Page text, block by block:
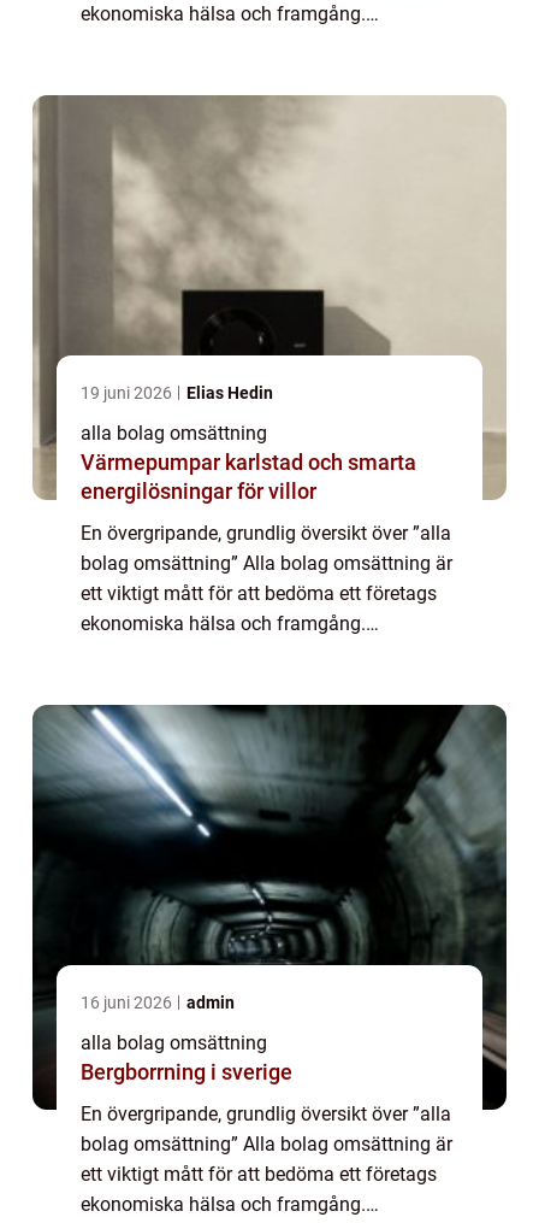
ekonomiska hälsa och framgång.
19 juni 2026 Elias Hedin
alla bolag omsättning
Värmepumpar karlstad och smarta
energilösningar för villor
En övergripande, grundlig översikt över ”alla
bolag omsättning” Alla bolag omsättning är
ett viktigt mått för att bedöma ett företags
ekonomiska hälsa och framgång.
16 juni 2026 admin
alla bolag omsättning
Bergborrning i sverige
En övergripande, grundlig översikt över ”alla
bolag omsättning” Alla bolag omsättning är
ett viktigt mått för att bedöma ett företags
ekonomiska hälsa och framgång.